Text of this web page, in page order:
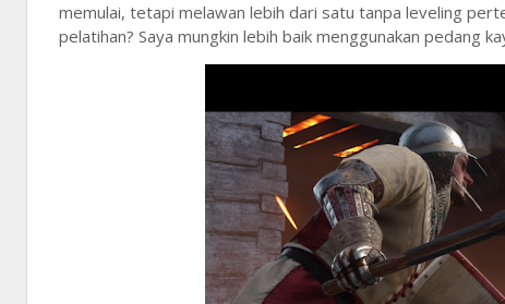
memulai, tetapi melawan lebih dari satu tanpa leveling
pelatihan? Saya mungkin lebih baik menggunakan pedang